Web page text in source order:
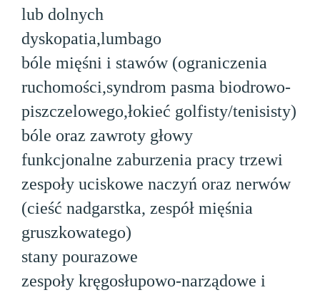
lub dolnych
dyskopatia,lumbago
bóle mięśni i stawów (ograniczenia
ruchomości,syndrom pasma biodrowo-
piszczelowego,łokieć golfisty/tenisisty)
bóle oraz zawroty głowy
funkcjonalne zaburzenia pracy trzewi
zespoły uciskowe naczyń oraz nerwów
(cieść nadgarstka, zespół mięśnia
gruszkowatego)
stany pourazowe
zespoły kręgosłupowo-narządowe i